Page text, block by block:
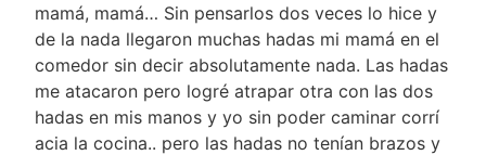
mamá, mamá… Sin pensarlos dos veces lo hice y
de la nada llegaron muchas hadas mi mamá en el
comedor sin decir absolutamente nada. Las hadas
me atacaron pero logré atrapar otra con las dos
hadas en mis manos y yo sin poder caminar corrí
acia la cocina.. pero las hadas no tenían brazos y